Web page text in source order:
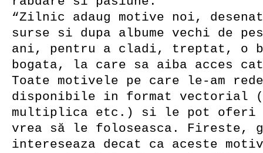
“Zilnic adaug motive noi,
surse si dupa albume vechi de
ani, pentru a cladi, treptat, o
bogata, la care sa aiba acces
Toate motivele pe care le-am
disponibile in format vectorial
multiplica etc.) si le pot oferi
vrea să le foloseasca. Fireste,
intereseaza decat ca aceste